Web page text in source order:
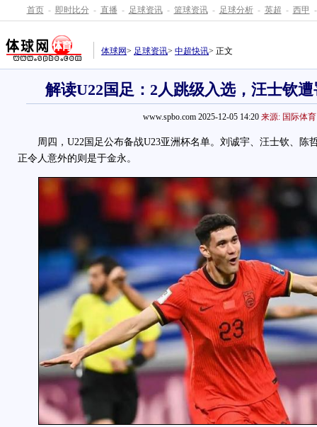
首页 - 即时比分 - 直播 - 足球资讯 - 篮球资讯 - 足球分析 - 英超 - 西甲 -
体球网> 足球资讯> 中超快讯> 正文
解读U22国足：2人跳级入选，汪士钦
www.spbo.com 2025-12-05 14:20 来源: 国际体育
周四，U22国足公布备战U23亚洲杯名单。刘诚宇、汪士钦、陈
正令人意外的则是于金永。